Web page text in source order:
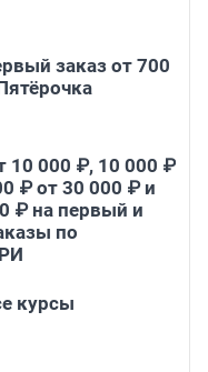
заказ от 700
10 000 ₽, 10 000 ₽
₽ от 30 000 ₽ и
₽ на первый и
по
курсы